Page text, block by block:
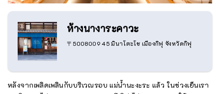
ห้างนางาระคาวะ
〒5008009 45 มินาโตะโช เมืองกิฟุ จังหวัดกิฟุ
หลังจากเพลิดเพลินกับบริเวณรอบ แม่น้ำนะงะระ แล้ว ในช่วงเย็นเรา